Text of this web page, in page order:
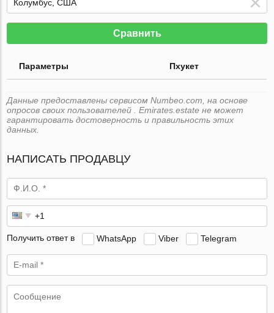
Сравнить
Параметры Пхукет
Данные предоставлены сервисом Numbeo.com, на основе
опросов своих пользователей . Emirates.estate не может
гарантировать достоверность и правильность этих
данных.
НАПИСАТЬ ПРОДАВЦУ
Получить ответ в WhatsApp Viber Telegram